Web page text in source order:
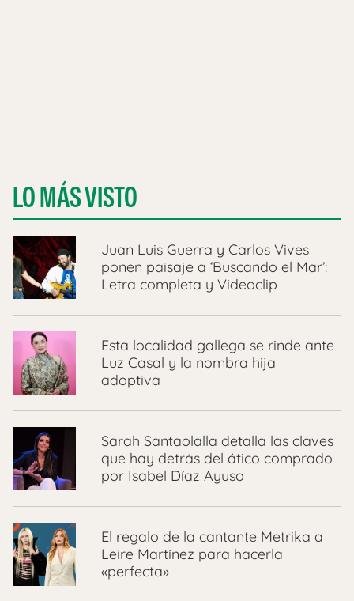
LO MÁS VISTO
Juan Luis Guerra y Carlos Vives
ponen paisaje a ‘Buscando el Mar’:
Letra completa y Videoclip
Esta localidad gallega se rinde ante
Luz Casal y la nombra hija
adoptiva
Sarah Santaolalla detalla las claves
que hay detrás del ático comprado
por Isabel Díaz Ayuso
El regalo de la cantante Metrika a
Leire Martínez para hacerla
«perfecta»